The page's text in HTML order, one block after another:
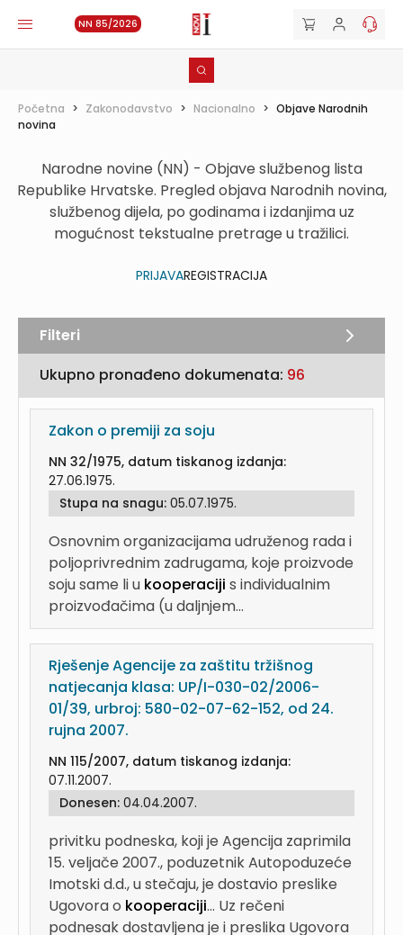
NN 85/2026
Početna > Zakonodavstvo > Nacionalno > Objave Narodnih
novina
Narodne novine (NN) - Objave službenog lista
Republike Hrvatske. Pregled objava Narodnih novina,
službenog dijela, po godinama i izdanjima uz
mogućnost tekstualne pretrage u tražilici.
PRIJAVAREGISTRACIJA
Ukupno pronađeno dokumenata: 96
Zakon o premiji za soju
NN 32/1975, datum tiskanog izdanja:
27.06.1975.
Stupa na snagu: 05.07.1975.
Osnovnim organizacijama udruženog rada i
poljoprivrednim zadrugama, koje proizvode
soju same li u kooperaciji s individualnim
proizvođačima (u daljnjem...
Rješenje Agencije za zaštitu tržišnog
natjecanja klasa: UP/I-030-02/2006-
01/39, urbroj: 580-02-07-62-152, od 24.
rujna 2007.
NN 115/2007, datum tiskanog izdanja:
07.11.2007.
Donesen: 04.04.2007.
privitku podneska, koji je Agencija zaprimila
15. veljače 2007., poduzetnik Autopoduzeće
Imotski d.d., u stečaju, je dostavio preslike
Ugovora o kooperaciji... Uz rečeni
podnesak dostavljena je i preslika Ugovora
Filteri